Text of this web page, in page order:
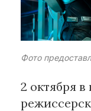
Наука и
Медиа
Образование
Издательское
Музеи
Фото
2 октября